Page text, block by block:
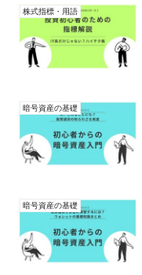
株式指標・用語
暗号資産の基礎
暗号資産の基礎